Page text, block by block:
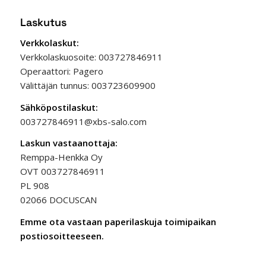
Laskutus
Verkkolaskut:
Verkkolaskuosoite: 003727846911
Operaattori: Pagero
Välittäjän tunnus: 003723609900
Sähköpostilaskut:
003727846911@xbs-salo.com
Laskun vastaanottaja:
Remppa-Henkka Oy
OVT 003727846911
PL 908
02066 DOCUSCAN
Emme ota vastaan paperilaskuja toimipaikan
postiosoitteeseen.